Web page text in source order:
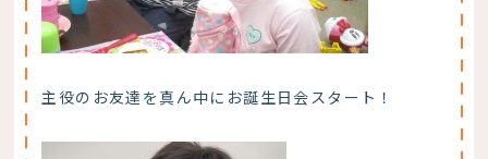
主役のお友達を真ん中にお誕生日会スタート！